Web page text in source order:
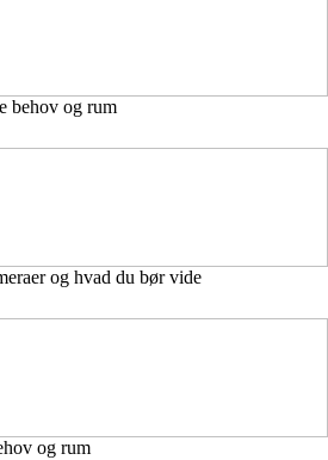
behov og rum
og hvad du bør vide
og rum